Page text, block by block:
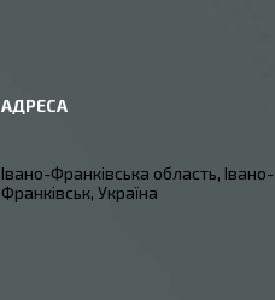
Івано-Франківська область, Івано-
Франківськ, Україна